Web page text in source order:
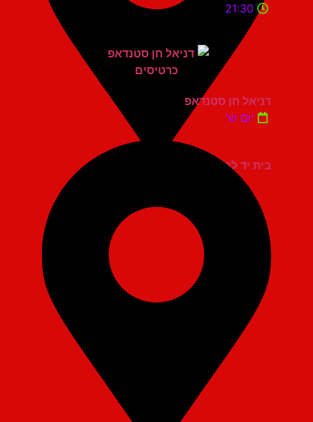
בית יד לבנים אשדוד
21:30
דניאל חן סטנדאפ
יום ש'